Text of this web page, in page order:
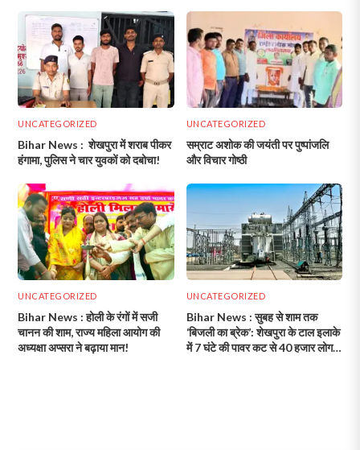
UNCATEGORIZED
Bihar News : शेखपुरा में शराब पीकर
हंगामा, पुलिस ने चार युवकों को दबोचा!
UNCATEGORIZED
सम्राट अशोक की जयंती पर पुष्पांजलि
और विचार गोष्ठी
UNCATEGORIZED
Bihar News : होली के रंगों में सजी
चानन की शाम, राज्य महिला आयोग की
अध्यक्षा अप्सरा ने बढ़ाया मान!
UNCATEGORIZED
Bihar News : सुबह से शाम तक
‘बिजली का ब्रेक’: शेखपुरा के टाल इलाके
में 7 घंटे की पावर कट से 40 हजार लोग